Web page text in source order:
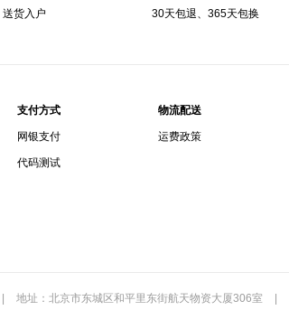
货入户 30天包退、365天包换
支付方式
网银支付
代码测试
物流配送
运费政策
地址：北京市东城区和平里东街航天物资大厦306室